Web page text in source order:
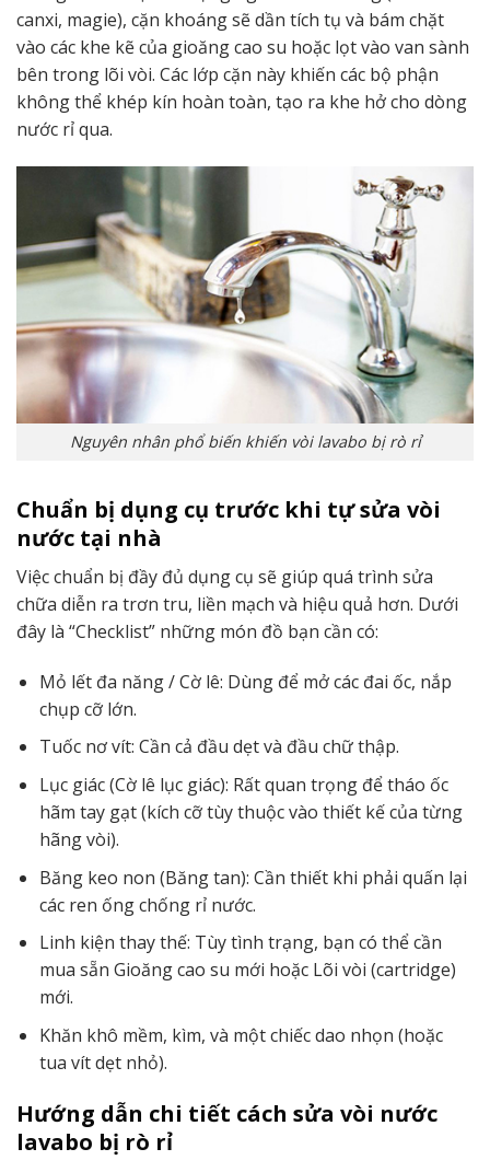
canxi, magie), cặn khoáng sẽ dần tích tụ và bám chặt
vào các khe kẽ của gioăng cao su hoặc lọt vào van sành
bên trong lõi vòi. Các lớp cặn này khiến các bộ phận
không thể khép kín hoàn toàn, tạo ra khe hở cho dòng
nước rỉ qua.
Nguyên nhân phổ biến khiến vòi lavabo bị rò rỉ
Chuẩn bị dụng cụ trước khi tự sửa vòi
nước tại nhà
Việc chuẩn bị đầy đủ dụng cụ sẽ giúp quá trình sửa
chữa diễn ra trơn tru, liền mạch và hiệu quả hơn. Dưới
đây là “Checklist” những món đồ bạn cần có:
Mỏ lết đa năng / Cờ lê: Dùng để mở các đai ốc, nắp
chụp cỡ lớn.
Tuốc nơ vít: Cần cả đầu dẹt và đầu chữ thập.
Lục giác (Cờ lê lục giác): Rất quan trọng để tháo ốc
hãm tay gạt (kích cỡ tùy thuộc vào thiết kế của từng
hãng vòi).
Băng keo non (Băng tan): Cần thiết khi phải quấn lại
các ren ống chống rỉ nước.
Linh kiện thay thế: Tùy tình trạng, bạn có thể cần
mua sẵn Gioăng cao su mới hoặc Lõi vòi (cartridge)
mới.
Khăn khô mềm, kìm, và một chiếc dao nhọn (hoặc
tua vít dẹt nhỏ).
Hướng dẫn chi tiết cách sửa vòi nước
lavabo bị rò rỉ